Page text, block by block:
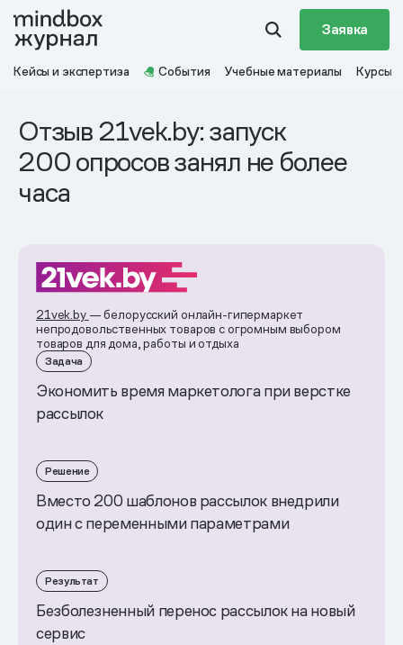
Заявка
Кейсы и экспертиза События Учебные материалы Курсы
Отзыв 21vek.by: запуск
200 опросов занял не более
часа
21vek.by — белорусский онлайн-гипермаркет
непродовольственных товаров с огромным выбором
товаров для дома, работы и отдыха
Задача
Экономить время маркетолога при верстке
рассылок
Решение
Вместо 200 шаблонов рассылок внедрили
один с переменными параметрами
Результат
Безболезненный перенос рассылок на новый
сервис